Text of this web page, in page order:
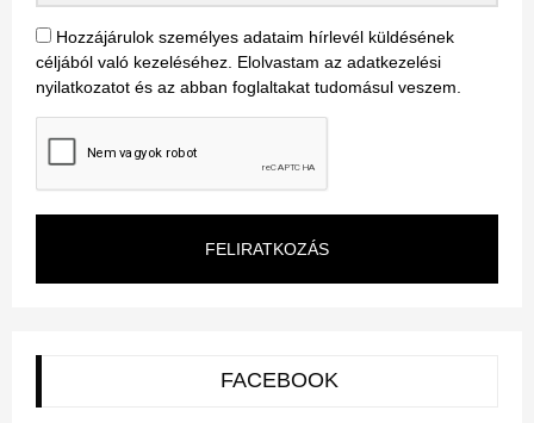
Hozzájárulok személyes adataim hírlevél küldésének
céljából való kezeléséhez. Elolvastam az adatkezelési
nyilatkozatot és az abban foglaltakat tudomásul veszem.
FELIRATKOZÁS
FACEBOOK